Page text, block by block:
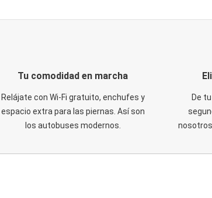
Tu comodidad en marcha
Relájate con Wi-Fi gratuito, enchufes y
espacio extra para las piernas. Así son
los autobuses modernos.
De